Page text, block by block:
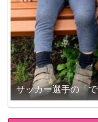
サッカー選手の「